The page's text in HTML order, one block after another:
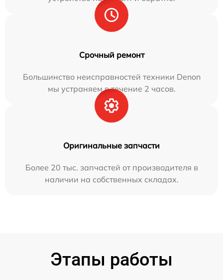
Срочный ремонт
Большинство неисправностей техники Denon
мы устраняем в течение 2 часов.
Оригинальные запчасти
Более 20 тыс. запчастей от производителя в
наличии на собственных складах.
Этапы работы